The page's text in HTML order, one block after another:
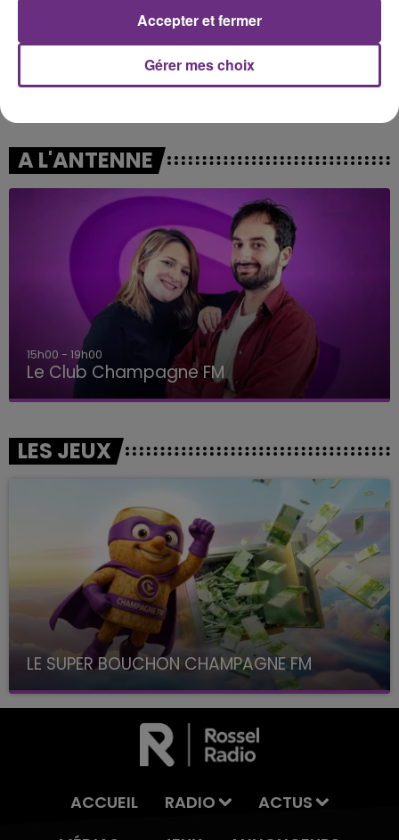
ANGELE & JUSTICE JULIEN LIEB
A L'ANTENNE
19h00 - 19h15
LA POP MACHINE - CHAMPAGNE FM
LES JEUX
LE SUPER BOUCHON CHAMPAGNE FM
avec La Famille Champagne FM, à 8H10
ACCUEIL RADIO
ACTUS
Gérer mes choix
Accepter et fermer